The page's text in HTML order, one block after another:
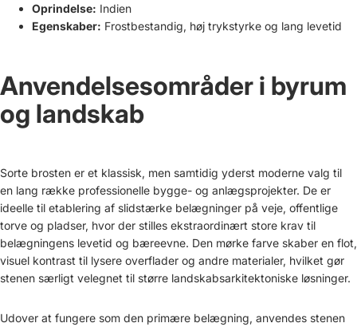
Oprindelse: Indien
Egenskaber: Frostbestandig, høj trykstyrke og lang levetid
Anvendelsesområder i byrum
og landskab
Sorte brosten er et klassisk, men samtidig yderst moderne valg til
en lang række professionelle bygge- og anlægsprojekter. De er
ideelle til etablering af slidstærke belægninger på veje, offentlige
torve og pladser, hvor der stilles ekstraordinært store krav til
belægningens levetid og bæreevne. Den mørke farve skaber en flot,
visuel kontrast til lysere overflader og andre materialer, hvilket gør
stenen særligt velegnet til større landskabsarkitektoniske løsninger.
Udover at fungere som den primære belægning, anvendes stenen